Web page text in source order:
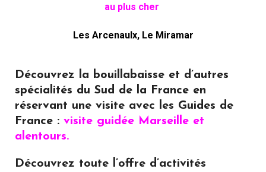
au plus cher
Les Arcenaulx, Le Miramar
Découvrez la bouillabaisse et d’autres
spécialités du Sud de la France en
réservant une visite avec les Guides de
France : visite guidée Marseille et
alentours.
Découvrez toute l’offre d’activités